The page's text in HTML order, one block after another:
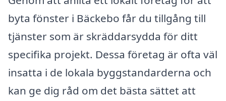
byta fönster i Bäckebo får du tillgång till
tjänster som är skräddarsydda för ditt
specifika projekt. Dessa företag är ofta väl
insatta i de lokala byggstandarderna och
kan ge dig råd om det bästa sättet att